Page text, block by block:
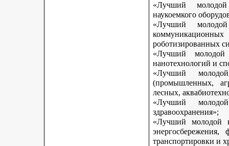
«Лучший
наукоемкого
«Лучший
роботизированных
«Лучший
нанотехнологий и
«Лучший
(промышленных,
лесных,
«Лучший
здравоохранения»;
«Лучший молодой
транспортировки и